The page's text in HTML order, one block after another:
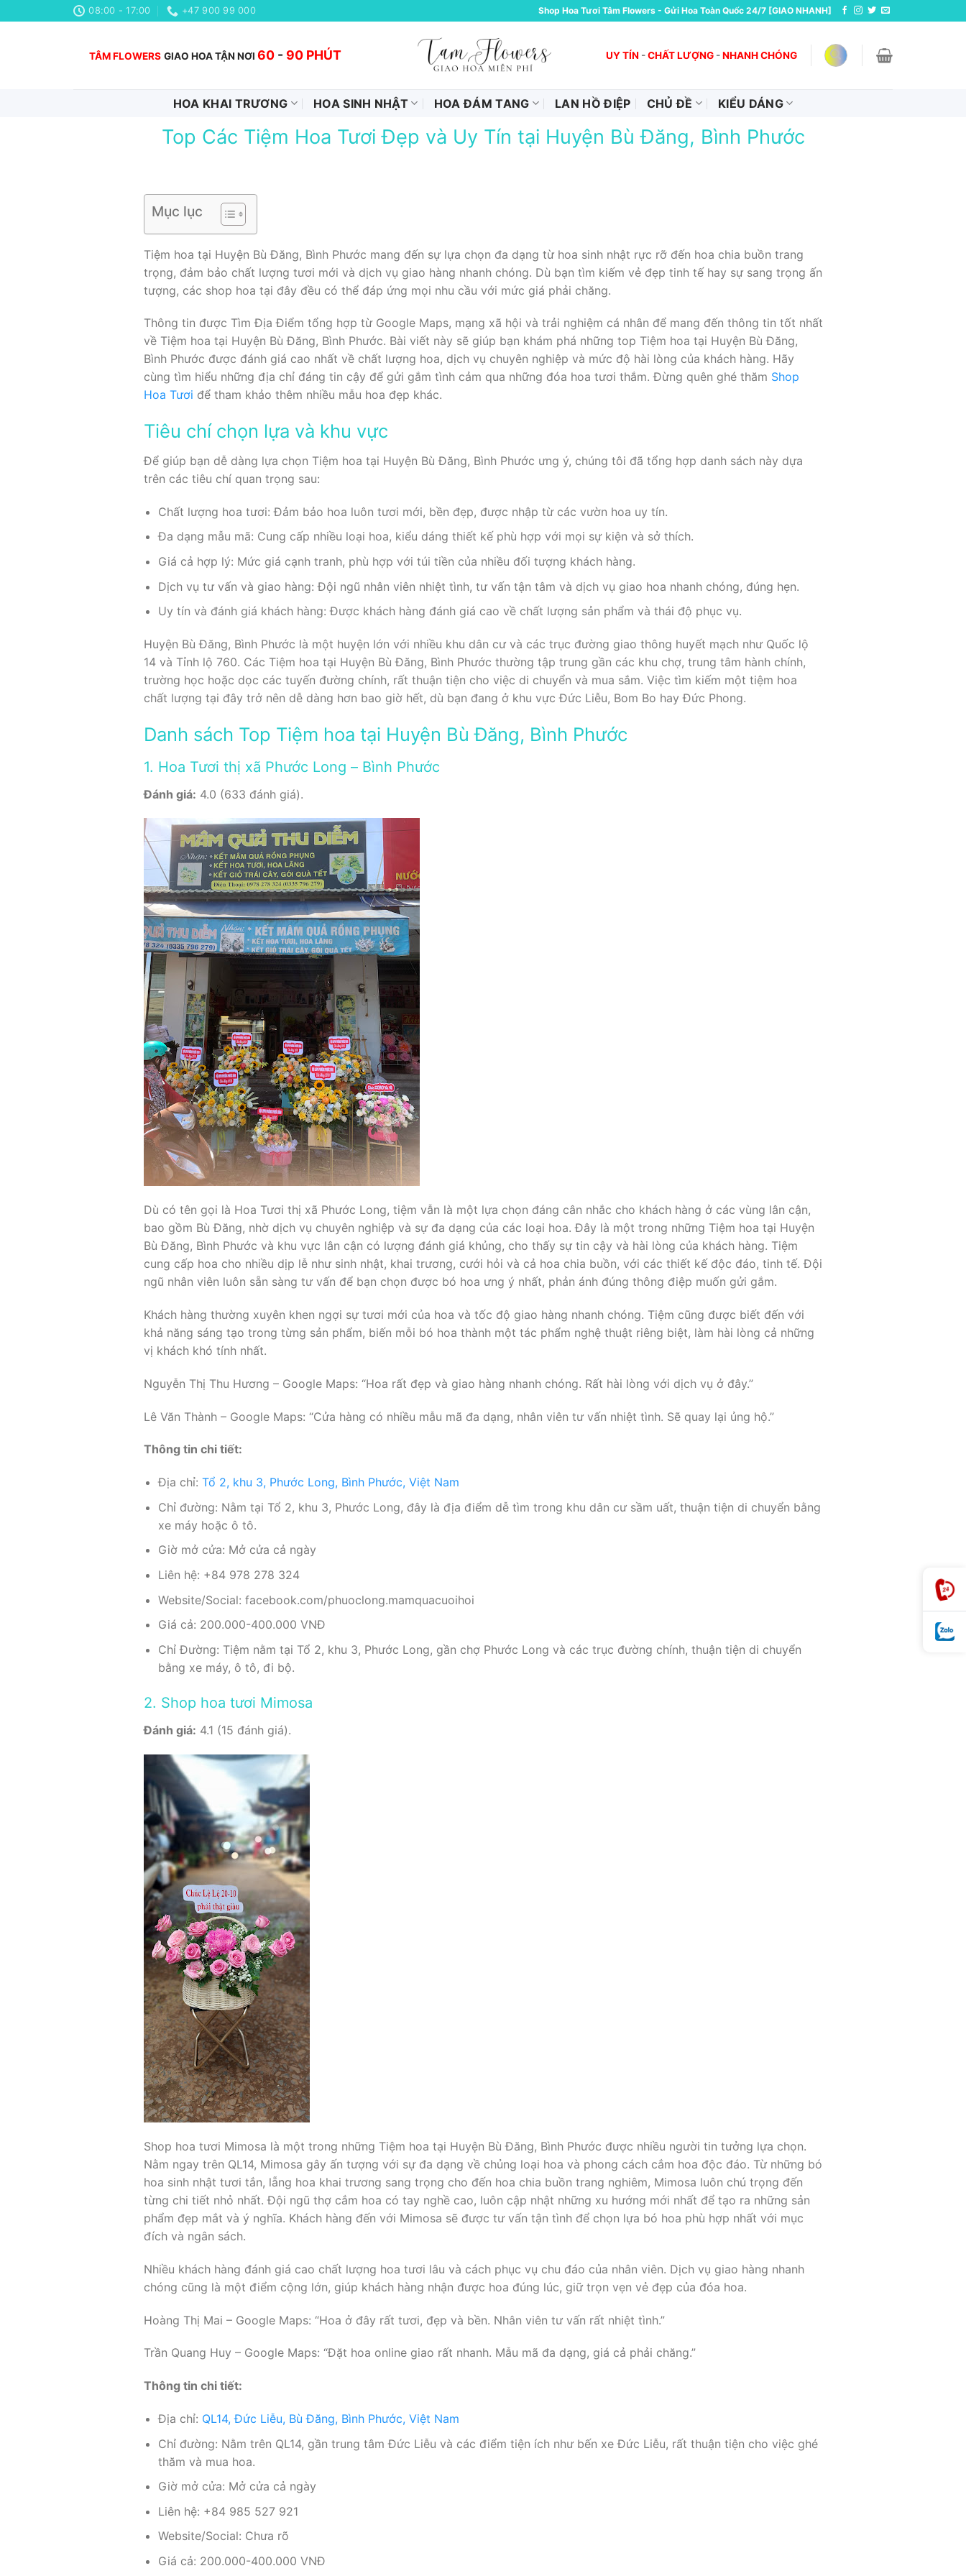
đến
08:00 - 17:00 +47 900 99 000 Shop Hoa Tươi Tâm Flowers - Gửi Hoa Toàn Quốc 24/7 [GIAO NHANH]
TÂM FLOWERS GIAO HOA TẬN NƠI 60 - 90 PHÚT UY TÍN -CHẤT LƯỢNG -NHANH CHÓNG
HOA KHAI TRƯƠNG HOA SINH NHẬT HOA ĐÁM TANG LAN HỒ ĐIỆP CHỦ ĐỀ KIỂU DÁNG
Top Các Tiệm Hoa Tươi Đẹp và Uy Tín tại Huyện Bù Đăng, Bình Phước
Mục lục
Tiệm hoa tại Huyện Bù Đăng, Bình Phước mang đến sự lựa chọn đa dạng từ hoa sinh nhật rực rỡ đến hoa chia buồn trang
trọng, đảm bảo chất lượng tươi mới và dịch vụ giao hàng nhanh chóng. Dù bạn tìm kiếm vẻ đẹp tinh tế hay sự sang trọng ấn
tượng, các shop hoa tại đây đều có thể đáp ứng mọi nhu cầu với mức giá phải chăng.
Thông tin được Tìm Địa Điểm tổng hợp từ Google Maps, mạng xã hội và trải nghiệm cá nhân để mang đến thông tin tốt nhất
về Tiệm hoa tại Huyện Bù Đăng, Bình Phước. Bài viết này sẽ giúp bạn khám phá những top Tiệm hoa tại Huyện Bù Đăng,
Bình Phước được đánh giá cao nhất về chất lượng hoa, dịch vụ chuyên nghiệp và mức độ hài lòng của khách hàng. Hãy
cùng tìm hiểu những địa chỉ đáng tin cậy để gửi gắm tình cảm qua những đóa hoa tươi thắm. Đừng quên ghé thăm Shop
Hoa Tươi để tham khảo thêm nhiều mẫu hoa đẹp khác.
Tiêu chí chọn lựa và khu vực
Để giúp bạn dễ dàng lựa chọn Tiệm hoa tại Huyện Bù Đăng, Bình Phước ưng ý, chúng tôi đã tổng hợp danh sách này dựa
trên các tiêu chí quan trọng sau:
Chất lượng hoa tươi: Đảm bảo hoa luôn tươi mới, bền đẹp, được nhập từ các vườn hoa uy tín.
Đa dạng mẫu mã: Cung cấp nhiều loại hoa, kiểu dáng thiết kế phù hợp với mọi sự kiện và sở thích.
Giá cả hợp lý: Mức giá cạnh tranh, phù hợp với túi tiền của nhiều đối tượng khách hàng.
Dịch vụ tư vấn và giao hàng: Đội ngũ nhân viên nhiệt tình, tư vấn tận tâm và dịch vụ giao hoa nhanh chóng, đúng hẹn.
Uy tín và đánh giá khách hàng: Được khách hàng đánh giá cao về chất lượng sản phẩm và thái độ phục vụ.
Huyện Bù Đăng, Bình Phước là một huyện lớn với nhiều khu dân cư và các trục đường giao thông huyết mạch như Quốc lộ
14 và Tỉnh lộ 760. Các Tiệm hoa tại Huyện Bù Đăng, Bình Phước thường tập trung gần các khu chợ, trung tâm hành chính,
trường học hoặc dọc các tuyến đường chính, rất thuận tiện cho việc di chuyển và mua sắm. Việc tìm kiếm một tiệm hoa
chất lượng tại đây trở nên dễ dàng hơn bao giờ hết, dù bạn đang ở khu vực Đức Liễu, Bom Bo hay Đức Phong.
Danh sách Top Tiệm hoa tại Huyện Bù Đăng, Bình Phước
1. Hoa Tươi thị xã Phước Long – Bình Phước
Đánh giá: 4.0 (633 đánh giá).
Dù có tên gọi là Hoa Tươi thị xã Phước Long, tiệm vẫn là một lựa chọn đáng cân nhắc cho khách hàng ở các vùng lân cận,
bao gồm Bù Đăng, nhờ dịch vụ chuyên nghiệp và sự đa dạng của các loại hoa. Đây là một trong những Tiệm hoa tại Huyện
Bù Đăng, Bình Phước và khu vực lân cận có lượng đánh giá khủng, cho thấy sự tin cậy và hài lòng của khách hàng. Tiệm
cung cấp hoa cho nhiều dịp lễ như sinh nhật, khai trương, cưới hỏi và cả hoa chia buồn, với các thiết kế độc đáo, tinh tế. Đội
ngũ nhân viên luôn sẵn sàng tư vấn để bạn chọn được bó hoa ưng ý nhất, phản ánh đúng thông điệp muốn gửi gắm.
Khách hàng thường xuyên khen ngợi sự tươi mới của hoa và tốc độ giao hàng nhanh chóng. Tiệm cũng được biết đến với
khả năng sáng tạo trong từng sản phẩm, biến mỗi bó hoa thành một tác phẩm nghệ thuật riêng biệt, làm hài lòng cả những
vị khách khó tính nhất.
Nguyễn Thị Thu Hương – Google Maps: “Hoa rất đẹp và giao hàng nhanh chóng. Rất hài lòng với dịch vụ ở đây.”
Lê Văn Thành – Google Maps: “Cửa hàng có nhiều mẫu mã đa dạng, nhân viên tư vấn nhiệt tình. Sẽ quay lại ủng hộ.”
Thông tin chi tiết:
Địa chỉ:Tổ 2, khu 3, Phước Long, Bình Phước, Việt Nam
Chỉ đường: Nằm tại Tổ 2, khu 3, Phước Long, đây là địa điểm dễ tìm trong khu dân cư sầm uất, thuận tiện di chuyển bằng
xe máy hoặc ô tô.
Giờ mở cửa: Mở cửa cả ngày
Liên hệ: +84 978 278 324
Website/Social: facebook.com/phuoclong.mamquacuoihoi
Giá cả: 200.000-400.000 VNĐ
Chỉ Đường: Tiệm nằm tại Tổ 2, khu 3, Phước Long, gần chợ Phước Long và các trục đường chính, thuận tiện di chuyển
bằng xe máy, ô tô, đi bộ.
2. Shop hoa tươi Mimosa
Đánh giá: 4.1 (15 đánh giá).
Shop hoa tươi Mimosa là một trong những Tiệm hoa tại Huyện Bù Đăng, Bình Phước được nhiều người tin tưởng lựa chọn.
Nằm ngay trên QL14, Mimosa gây ấn tượng với sự đa dạng về chủng loại hoa và phong cách cắm hoa độc đáo. Từ những bó
hoa sinh nhật tươi tắn, lẵng hoa khai trương sang trọng cho đến hoa chia buồn trang nghiêm, Mimosa luôn chú trọng đến
từng chi tiết nhỏ nhất. Đội ngũ thợ cắm hoa có tay nghề cao, luôn cập nhật những xu hướng mới nhất để tạo ra những sản
phẩm đẹp mắt và ý nghĩa. Khách hàng đến với Mimosa sẽ được tư vấn tận tình để chọn lựa bó hoa phù hợp nhất với mục
đích và ngân sách.
Nhiều khách hàng đánh giá cao chất lượng hoa tươi lâu và cách phục vụ chu đáo của nhân viên. Dịch vụ giao hàng nhanh
chóng cũng là một điểm cộng lớn, giúp khách hàng nhận được hoa đúng lúc, giữ trọn vẹn vẻ đẹp của đóa hoa.
Hoàng Thị Mai – Google Maps: “Hoa ở đây rất tươi, đẹp và bền. Nhân viên tư vấn rất nhiệt tình.”
Trần Quang Huy – Google Maps: “Đặt hoa online giao rất nhanh. Mẫu mã đa dạng, giá cả phải chăng.”
Thông tin chi tiết:
Địa chỉ: QL14, Đức Liễu, Bù Đăng, Bình Phước, Việt Nam
Chỉ đường: Nằm trên QL14, gần trung tâm Đức Liễu và các điểm tiện ích như bến xe Đức Liễu, rất thuận tiện cho việc ghé
thăm và mua hoa.
Giờ mở cửa: Mở cửa cả ngày
Liên hệ: +84 985 527 921
Website/Social: Chưa rõ
Giá cả: 200.000-400.000 VNĐ